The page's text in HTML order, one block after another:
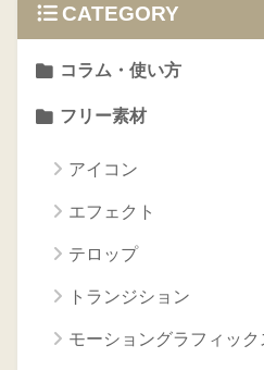
CATEGORY
コラム・使い方
フリー素材
アイコン
エフェクト
テロップ
トランジション
モーショングラフィック